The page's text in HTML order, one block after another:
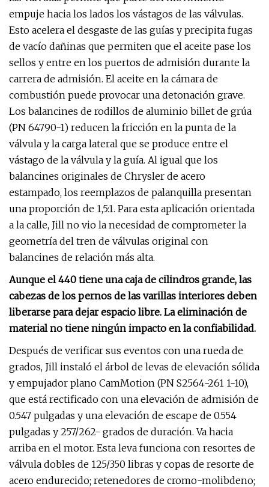
empuje hacia los lados los vástagos de las válvulas.
Esto acelera el desgaste de las guías y precipita fugas
de vacío dañinas que permiten que el aceite pase los
sellos y entre en los puertos de admisión durante la
carrera de admisión. El aceite en la cámara de
combustión puede provocar una detonación grave.
Los balancines de rodillos de aluminio billet de grúa
(PN 64790-1) reducen la fricción en la punta de la
válvula y la carga lateral que se produce entre el
vástago de la válvula y la guía. Al igual que los
balancines originales de Chrysler de acero
estampado, los reemplazos de palanquilla presentan
una proporción de 1,5:1. Para esta aplicación orientada
a la calle, Jill no vio la necesidad de comprometer la
geometría del tren de válvulas original con
balancines de relación más alta.
Aunque el 440 tiene una caja de cilindros grande, las
cabezas de los pernos de las varillas interiores deben
liberarse para dejar espacio libre. La eliminación de
material no tiene ningún impacto en la confiabilidad.
Después de verificar sus eventos con una rueda de
grados, Jill instaló el árbol de levas de elevación sólida
y empujador plano CamMotion (PN S2564-261 1-10),
que está rectificado con una elevación de admisión de
0.547 pulgadas y una elevación de escape de 0.554
pulgadas y 257/262- grados de duración. Va hacia
arriba en el motor. Esta leva funciona con resortes de
válvula dobles de 125/350 libras y copas de resorte de
acero endurecido; retenedores de cromo-molibdeno;